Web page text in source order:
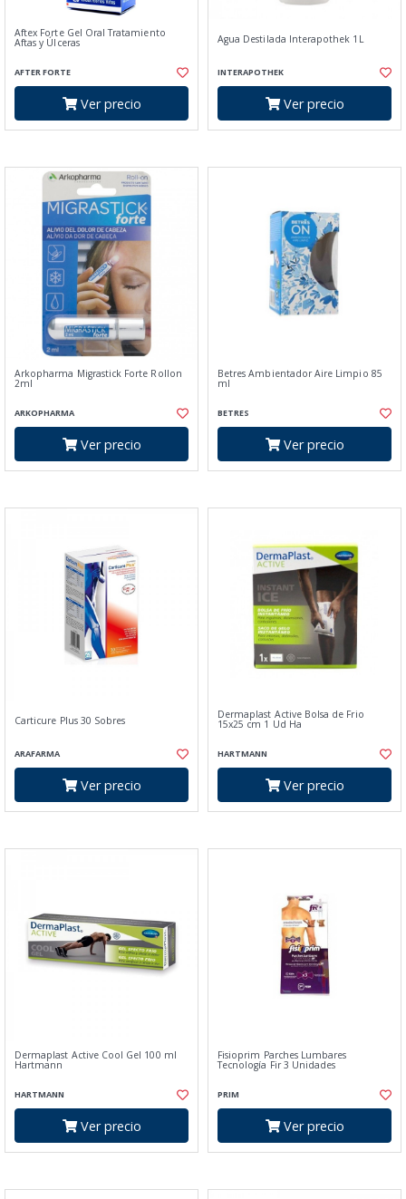
Aftex Forte Gel Oral Tratamiento
Aftas y Úlceras
AFTER FORTE
Ver precio
Agua Destilada Interapothek 1L
INTERAPOTHEK
Ver precio
Arkopharma Migrastick Forte Rollon
2ml
ARKOPHARMA
Ver precio
Betres Ambientador Aire Limpio 85
ml
BETRES
Ver precio
Carticure Plus 30 Sobres
ARAFARMA
Ver precio
Dermaplast Active Bolsa de Frio
15x25 cm 1 Ud Ha
HARTMANN
Ver precio
Dermaplast Active Cool Gel 100 ml
Hartmann
HARTMANN
Ver precio
Fisioprim Parches Lumbares
Tecnología Fir 3 Unidades
PRIM
Ver precio